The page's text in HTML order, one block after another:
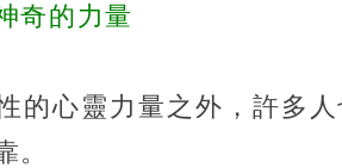
奇的力量
的心靈力量之外，許多
。